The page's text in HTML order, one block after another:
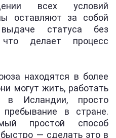
всех условий
оставляют за собой
статуса без
делает процесс
находятся в более
могут жить, работать
в Исландии, просто
пребывание в стране.
простой способ
— сделать это в